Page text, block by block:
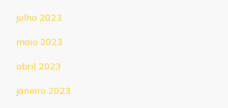
julho 2023
maio 2023
abril 2023
janeiro 2023